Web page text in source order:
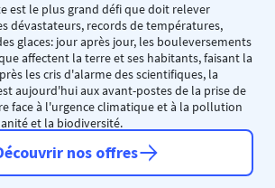
est le plus grand défi que doit relever
dévastateurs, records de températures,
glaces: jour après jour, les bouleversements
affectent la terre et ses habitants, faisant la
les cris d'alarme des scientifiques, la
aujourd'hui aux avant-postes de la prise de
face à l'urgence climatique et à la pollution
et la biodiversité.
nos offres